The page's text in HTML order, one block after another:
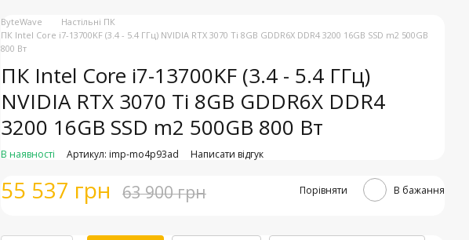
ByteWave
Настільні ПК
ПК Intel Core i7-13700KF (3.4 - 5.4 ГГц) NVIDIA RTX 3070 Ti 8GB GDDR6X DDR4 3200 16GB SSD m2 500GB
800 Вт
ПК Intel Core i7-13700KF (3.4 - 5.4 ГГц)
NVIDIA RTX 3070 Ti 8GB GDDR6X DDR4
3200 16GB SSD m2 500GB 800 Вт
В наявності Артикул: imp-mo4p93ad Написати відгук
55 537 грн 63 900 грн Порівняти В бажання